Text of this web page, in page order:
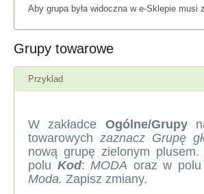
Aby grupa była widoczna w e-Sklepie musi
Grupy towarowe
Przyklad
W zakładce Ogólne/Grupy
towarowych zaznacz Grupę
nową grupę zielonym
polu Kod: MODA oraz w
Moda. Zapisz zmiany.